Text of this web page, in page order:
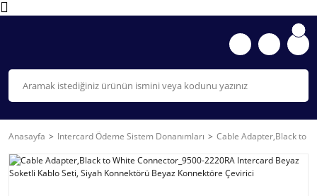
Anasayfa Intercard Ödeme Sistem Donanımları Cable Adapter,Black to